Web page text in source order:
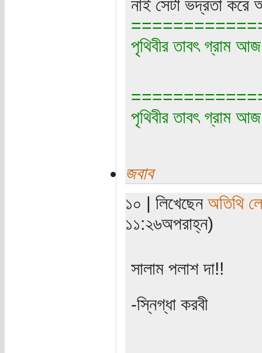
নাই সেটা ভদ্রতা
পৃথিবীর তাবৎ গ্রাম
পৃথিবীর তাবৎ গ্রাম
জবাব
১০ | লিখেছেন অতিথি
১১:২৬অপরাহ্ন)
সালাম পলাশ দা!!
-স্নিগ্ধা করবী